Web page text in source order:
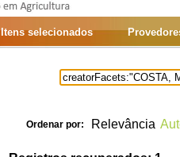
Itens selecionados
Ordenar por: Relevância